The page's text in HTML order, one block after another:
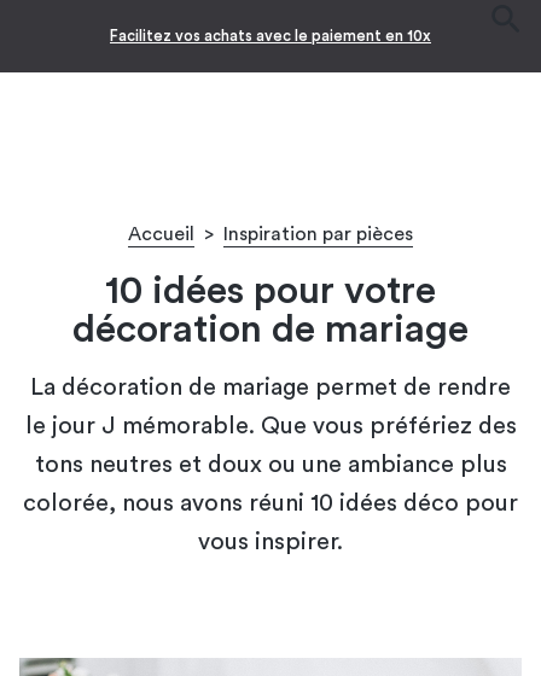
Facilitez vos achats avec le paiement en 10x
Accueil > Inspiration par pièces
10 idées pour votre
décoration de mariage
La décoration de mariage permet de rendre
le jour J mémorable. Que vous préfériez des
tons neutres et doux ou une ambiance plus
colorée, nous avons réuni 10 idées déco pour
vous inspirer.